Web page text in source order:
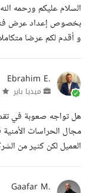
السلام عليكم ورحمه
بخصوص إعداد عرض فني
و أقدم لكم عرضا
Ebrahim E.
ميديا باير
هل تواجه صعوبة في
مجال الحراسات
العميل لكن كثير من
Gaafar M.